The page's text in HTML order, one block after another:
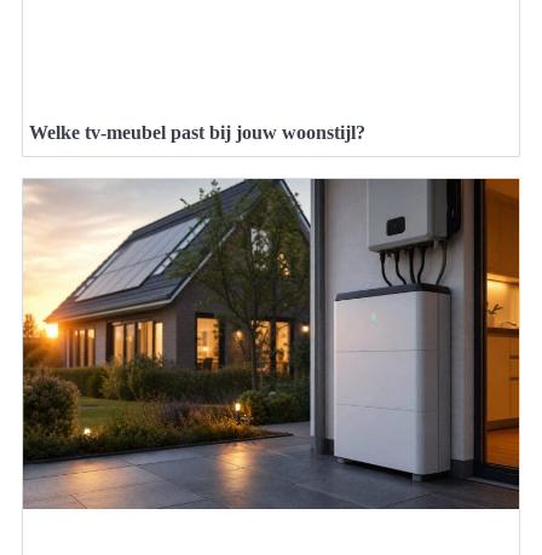
Welke tv-meubel past bij jouw woonstijl?